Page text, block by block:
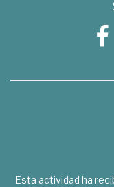
Esta actividad ha